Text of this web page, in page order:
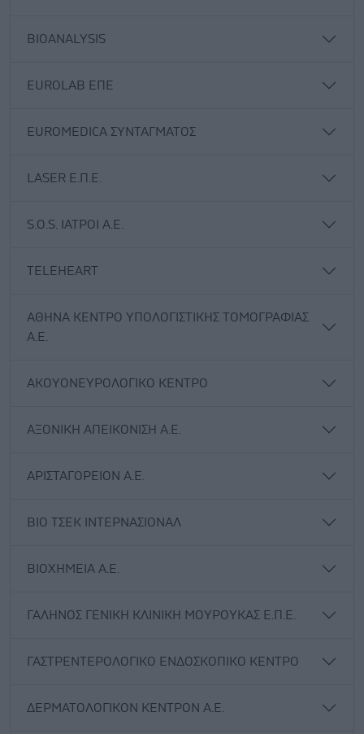
BIOANALYSIS
EUROLAB ΕΠΕ
EUROMEDICA ΣΥΝΤΑΓΜΑΤΟΣ
LASER Ε.Π.Ε.
S.O.S. ΙΑΤΡΟΙ Α.Ε.
TELEHEART
ΑΘΗΝΑ ΚΕΝΤΡΟ ΥΠΟΛΟΓΙΣΤΙΚΗΣ ΤΟΜΟΓΡΑΦΙΑΣ
Α.Ε.
ΑΚΟΥΟΝΕΥΡΟΛΟΓΙΚΟ ΚΕΝΤΡΟ
ΑΞΟΝΙΚΗ ΑΠΕΙΚΟΝΙΣΗ Α.Ε.
ΑΡΙΣΤΑΓΟΡΕΙΟΝ Α.Ε.
ΒΙΟ ΤΣΕΚ ΙΝΤΕΡΝΑΣΙΟΝΑΛ
ΒΙΟΧΗΜΕΙΑ Α.Ε.
ΓΑΛΗΝΟΣ ΓΕΝΙΚΗ ΚΛΙΝΙΚΗ ΜΟΥΡΟΥΚΑΣ Ε.Π.Ε.
ΓΑΣΤΡΕΝΤΕΡΟΛΟΓΙΚΟ ΕΝΔΟΣΚΟΠΙΚΟ ΚΕΝΤΡΟ
ΔΕΡΜΑΤΟΛΟΓΙΚΟΝ ΚΕΝΤΡΟΝ Α.Ε.